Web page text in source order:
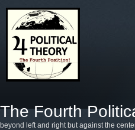
The Fourth
beyond left and right but against the